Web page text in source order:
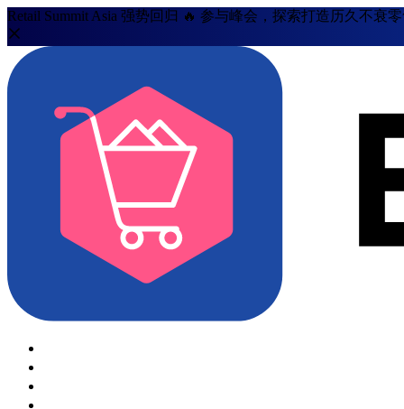
Retail Summit Asia 强势回归 🔥 参与峰会，探索打造历久不衰